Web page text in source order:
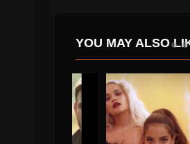
YOU MAY ALSO